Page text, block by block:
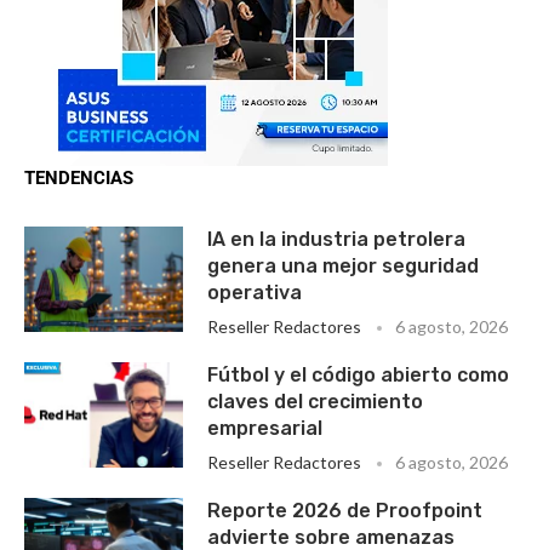
TENDENCIAS
IA en la industria petrolera
genera una mejor seguridad
operativa
Reseller Redactores 6 agosto, 2026
Fútbol y el código abierto como
claves del crecimiento
empresarial
Reseller Redactores 6 agosto, 2026
Reporte 2026 de Proofpoint
advierte sobre amenazas